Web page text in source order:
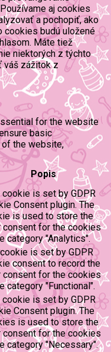
aj cookies
a pochopiť, ako
cookies budú uložené
Máte tiež
niektorých z týchto
váš zážitok z
for the website
basic
the website,
Popis
cookie is set by GDPR
Consent plugin. The
is used to store the
consent for the cookies
category "Analytics".
is set by GDPR
consent to record the
consent for the cookies
category "Functional".
cookie is set by GDPR
Consent plugin. The
is used to store the
consent for the cookies
category "Necessary".